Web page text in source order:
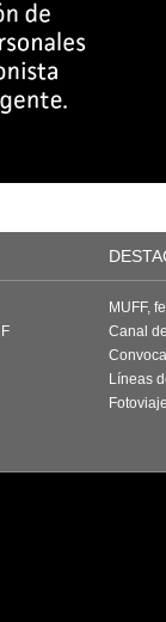
MUFF,
Canal
Líneas